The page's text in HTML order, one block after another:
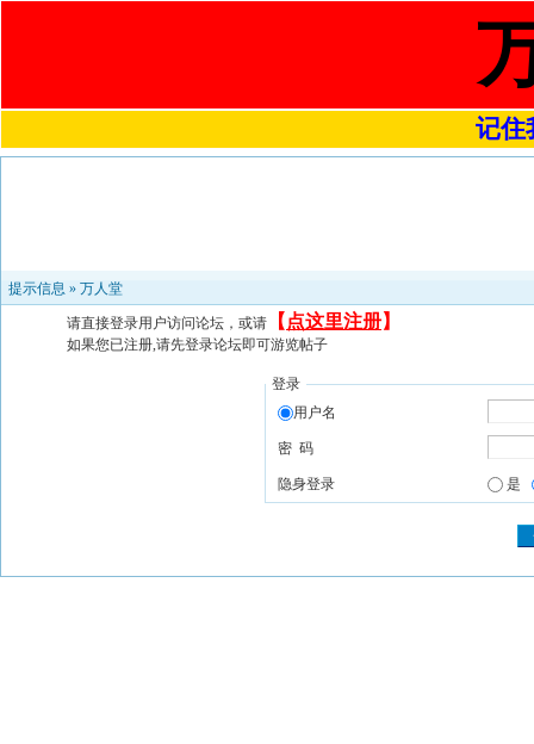
记住
提示信息 » 万人堂
请直接登录用户访问论坛，或请 【 点这里注册】
如果您已注册,请先登录论坛即可游览帖子
登录
用户名
密 码
隐身登录 是